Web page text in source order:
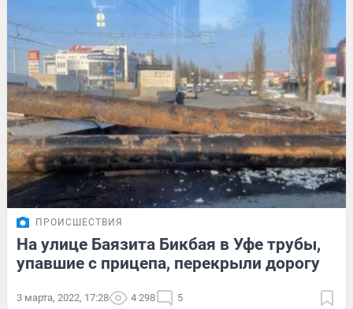
ПРОИСШЕСТВИЯ
На улице Баязита Бикбая в Уфе трубы,
упавшие с прицепа, перекрыли дорогу
3 марта, 2022, 17:28 4 298 5